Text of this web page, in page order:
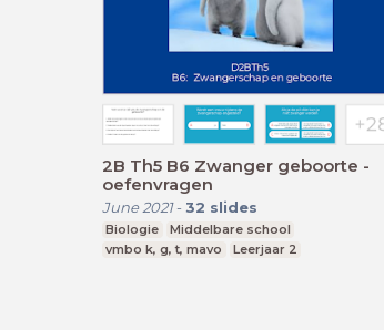
2B Th5 B6 Zwanger geboorte -
oefenvragen
June 2021- 32 slides
Biologie
Middelbare school
vmbo k, g, t, mavo
Leerjaar 2